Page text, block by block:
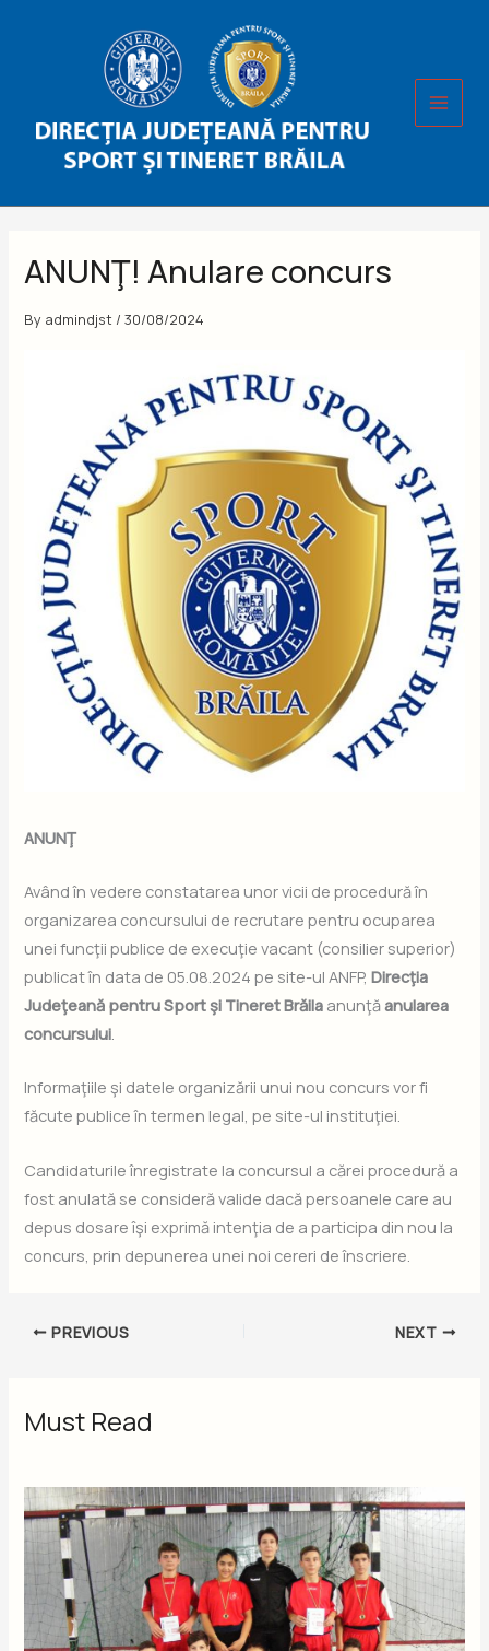
ANUNŢ! Anulare concurs
By admindjst /30/08/2024
ANUNŢ
Având în vedere constatarea unor vicii de procedură în
organizarea concursului de recrutare pentru ocuparea
unei funcţii publice de execuţie vacant (consilier superior)
publicat în data de 05.08.2024 pe site-ul ANFP,Direcţia
Judeţeană pentru Sport şi Tineret Brăila anunţăanularea
concursului.
Informaţiile şi datele organizării unui nou concurs vor fi
făcute publice în termen legal, pe site-ul instituţiei.
Candidaturile înregistrate la concursul a cărei procedură a
fost anulată se consideră valide dacă persoanele care au
depus dosare îşi exprimă intenţia de a participa din nou la
concurs, prin depunerea unei noi cereri de înscriere.
PREVIOUS NEXT
Must Read